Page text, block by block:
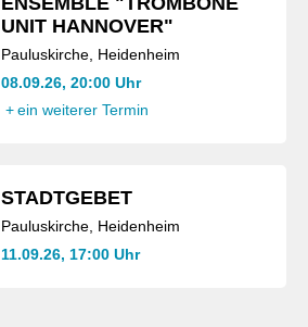
UNIT HANNOVER"
Pauluskirche, Heidenheim
08.09.26, 20:00 Uhr
+ ein weiterer Termin
STADTGEBET
Pauluskirche, Heidenheim
11.09.26, 17:00 Uhr